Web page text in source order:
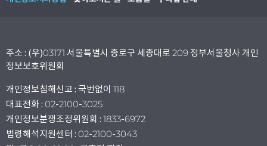
주소 : (우)03171 서울특별시 종로구 세종대로 209 정부서울청사 개인
정보보호위원회
개인정보침해신고 : 국번없이 118
대표전화 : 02-2100-3025
개인정보분쟁조정위원회 : 1833-6972
법령해석지원센터 : 02-2100-3043